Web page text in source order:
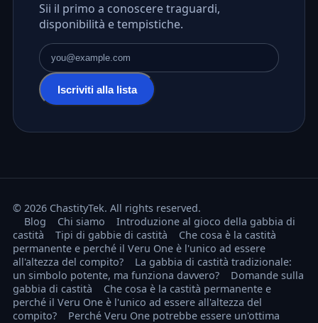
Sii il primo a conoscere traguardi,
disponibilità e tempistiche.
Indirizzo email
Iscriviti alla lista
© 2026 ChastityTek. All rights reserved.
Blog
Chi siamo
Introduzione al gioco della gabbia di
castità
Tipi di gabbie di castità
Che cosa è la castità
permanente e perché il Veru One è l'unico ad essere
all'altezza del compito?
La gabbia di castità tradizionale:
un simbolo potente, ma funziona davvero?
Domande sulla
gabbia di castità
Che cosa è la castità permanente e
perché il Veru One è l'unico ad essere all'altezza del
compito?
Perché Veru One potrebbe essere un'ottima